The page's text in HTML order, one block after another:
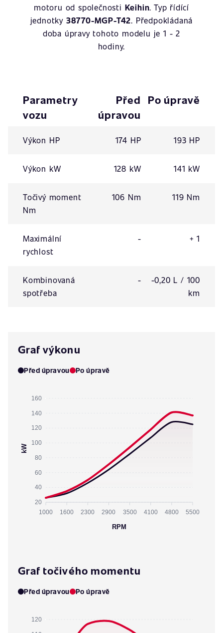
motoru od společnosti Keihin. Typ řídící
jednotky 38770-MGP-T42. Předpokládaná
doba úpravy tohoto modelu je 1 - 2
hodiny.
Parametry
vozu
Před
úpravou
Po úpravě
Výkon HP 174 HP 193 HP
Výkon kW 128 kW 141 kW
Točivý moment
Nm
106 Nm 119 Nm
Maximální
rychlost
- + 1
Kombinovaná
spotřeba
-
-0,20 L / 100
km
Graf výkonu
Před úpravou Po úpravě
160
140
120
100
80
60
40
20
kW
1000 1600 2300 2900 3500 4100 4800 5500
RPM
Graf točivého momentu
Před úpravou Po úpravě
120